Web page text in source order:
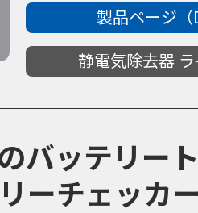
製品ページ（
静電気除去器
バッテリー
ーチェッカ